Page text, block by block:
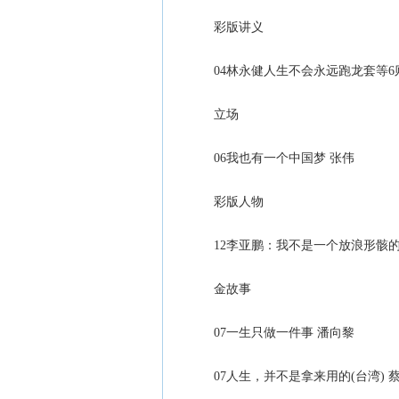
彩版讲义
04林永健人生不会永远跑龙套等6
立场
06我也有一个中国梦 张伟
彩版人物
12李亚鹏：我不是一个放浪形骸
金故事
07一生只做一件事 潘向黎
07人生，并不是拿来用的(台湾)